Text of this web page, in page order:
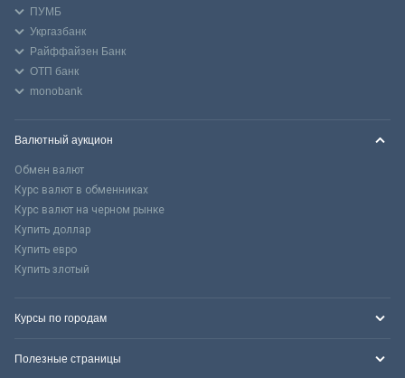
ПУМБ
Укргазбанк
Райффайзен Банк
ОТП банк
monobank
Валютный аукцион
Обмен валют
Курс валют в обменниках
Курс валют на черном рынке
Купить доллар
Купить евро
Купить злотый
Курсы по городам
Полезные страницы